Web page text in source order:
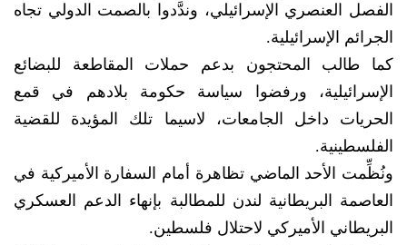
الفصل العنصري الإسرائيلي، وندَّدوا بالصمت الدولي تجاه
الجرائم الإسرائيلية.
كما طالب المحتجون بدعم حملات المقاطعة للبضائع
الإسرائيلية، ورفضوا سياسة حكومة بلادهم في قمع
الحريات داخل الجامعات، لاسيما تلك المؤيدة للقضية
الفلسطينية.
ونُظِّمت الأحد الماضي تظاهرة أمام السفارة الأميركية في
العاصمة البريطانية لندن للمطالبة بإنهاء الدعم العسكري
البريطاني الأميركي لاحتلال فلسطين.